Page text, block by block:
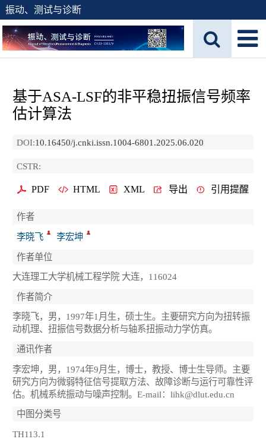
振动、测试与诊断
基于ASA-LSF的非平稳扭振信号频率
估计算法
DOI:10.16450/j.cnki.issn.1004-6801.2025.06.020
CSTR:
PDF HTML XML 导出 引用提醒
作者
李晓飞
李宏坤
作者单位
大连理工大学机械工程学院 大连，116024
作者简介
李晓飞，男，1997年1月生，硕士生。主要研究方向为扭转振
动机理、扭振信号数据分析与轴系扭振动力学仿真。
通讯作者
李宏坤，男，1974年9月生，博士，教授、博士生导师。主要
研究方向为微弱特征信号提取方法、故障诊断与运行可靠性评
估。机械系统振动与噪声控制。E-mail：lihk@dlut.edu.cn
中图分类号
TH113.1